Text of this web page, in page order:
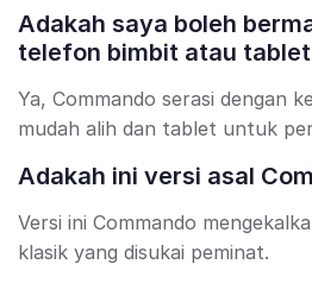
Adakah saya boleh
telefon bimbit atau
Ya, Commando serasi dengan
mudah alih dan tablet untuk
Adakah ini versi asal
Versi ini Commando
klasik yang disukai peminat.